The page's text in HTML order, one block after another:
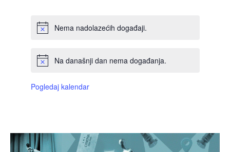
Nema nadolazećih događaji.
Na današnji dan nema događanja.
Pogledaj kalendar